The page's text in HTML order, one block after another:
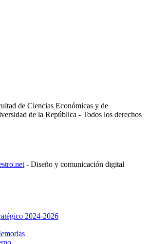
de Ciencias Económicas y de
de la República - Todos los derechos
- Diseño y comunicación digital
2024-2026